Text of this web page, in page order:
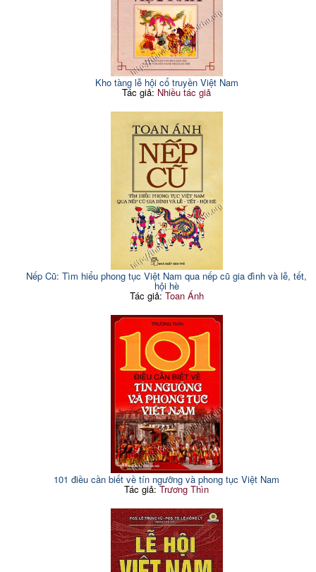
Kho tàng lễ hội cổ truyền Việt Nam
Tác giả: Nhiều tác giả
Nếp Cũ: Tìm hiểu phong tục Việt Nam qua nếp cũ gia đình và lễ, tết,
hội hè
Tác giả:Toan Ánh
101 điều cần biết về tín ngưỡng và phong tục Việt Nam
Tác giả:Trương Thìn